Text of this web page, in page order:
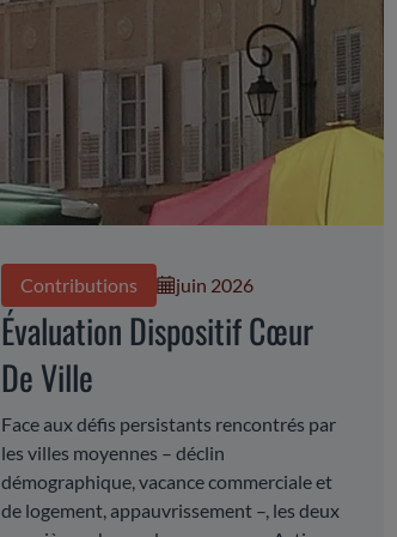
Contributions juin 2026
Évaluation Dispositif Cœur
De Ville
Face aux défis persistants rencontrés par
les villes moyennes – déclin
démographique, vacance commerciale et
de logement, appauvrissement –, les deux